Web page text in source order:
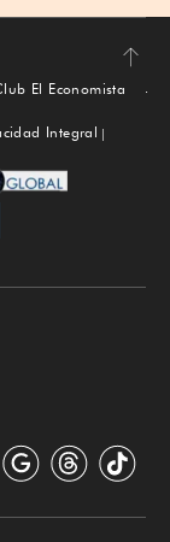
Subir
El Economista
Integral